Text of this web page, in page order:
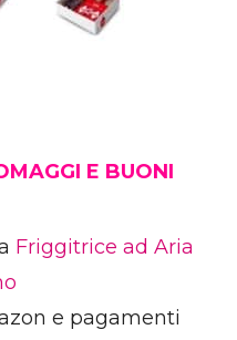
E BUONI
Friggitrice ad Aria
e pagamenti